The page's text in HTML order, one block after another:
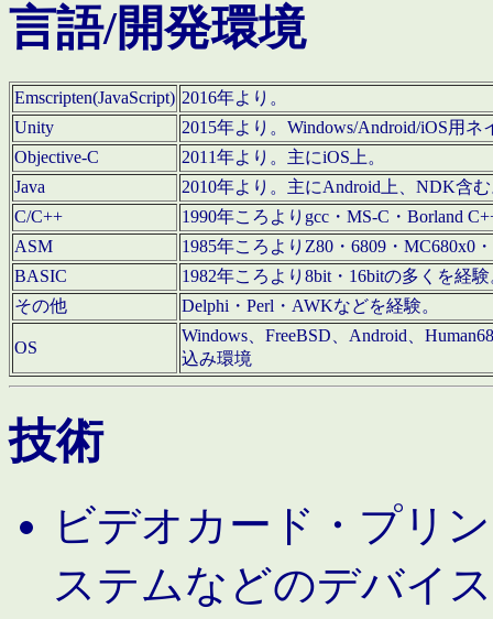
言語/開発環境
Emscripten(JavaScript) 2016年より。
Unity
2015年より。Windows/Android/iOS用
Objective-C
2011年より。主にiOS上。
Java
2010年より。主にAndroid上、NDK含
C/C++
1990年ころよりgcc・MS-C・Borland
ASM
1985年ころよりZ80・6809・MC680x0
BASIC
1982年ころより8bit・16bitの多くを経
その他
Delphi・Perl・AWKなどを経験。
OS
Windows、FreeBSD、Android、
込み環境
技術
ビデオカード・プリ
ステムなどのデバイ